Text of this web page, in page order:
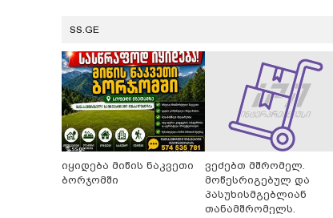
SS.GE
იყიდება მიწის ნაკვეთი
ბორჯომში
ვეძებთ მშრომელ.
მოწესრიგებულ და
პასუხისმგებლიან
თანამშრომელს.